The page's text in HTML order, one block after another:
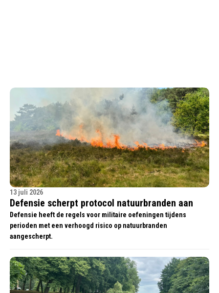
13 juli 2026
Defensie scherpt protocol natuurbranden aan
Defensie heeft de regels voor militaire oefeningen tijdens
perioden met een verhoogd risico op natuurbranden
aangescherpt.